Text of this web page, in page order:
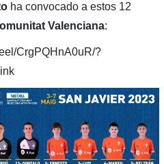
ha convocado a estos 12
Valenciana:
CrgPQHnA0uR/?